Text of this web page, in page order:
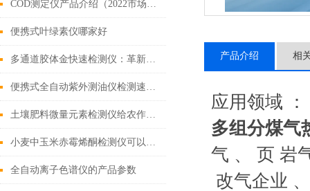
COD测定仪产品介绍（2022市场上好用的COD测定仪）
便携式叶绿素仪哪家好
多通道胶体金快速检测仪：革新农产品安全检测的高效利器
便携式全自动紫外测油仪检测速度快
土壤肥料微量元素检测仪给农作物提供一个健康的生长环境
小麦中玉米赤霉烯酮检测仪可以检测什么（带您了解赤霉烯酮检测仪的特点）
全自动离子色谱仪的产品参数
产品介绍 相
应用领域 ：
多组分煤气
气 、 页 岩
改气企业